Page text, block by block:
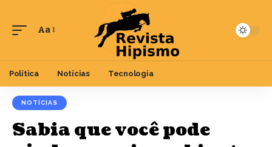
Aa
Política Notícias Tecnologia
NOTÍCIAS
Sabia que você pode